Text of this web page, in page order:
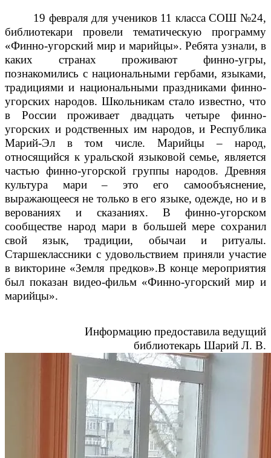
19 февраля для учеников 11 класса СОШ №24,
библиотекари провели тематическую программу
«Финно-угорский мир и марийцы». Ребята узнали, в
каких странах проживают финно-угры,
познакомились с национальными гербами, языками,
традициями и национальными праздниками финно-
угорских народов. Школьникам стало известно, что
в России проживает двадцать четыре финно-
угорских и родственных им народов, и Республика
Марий-Эл в том числе. Марийцы – народ,
относящийся к уральской языковой семье, является
частью финно-угорской группы народов. Древняя
культура мари – это его самообъяснение,
выражающееся не только в его языке, одежде, но и в
верованиях и сказаниях. В финно-угорском
сообществе народ мари в большей мере сохранил
свой язык, традиции, обычаи и ритуалы.
Старшеклассники с удовольствием приняли участие
в викторине «Земля предков».В конце мероприятия
был показан видео-фильм «Финно-угорский мир и
марийцы».
Информацию предоставила ведущий
библиотекарь Шарий Л. В.